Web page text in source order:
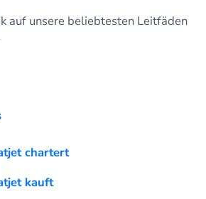
auf unsere beliebtesten Leitfäden
chartert
kauft